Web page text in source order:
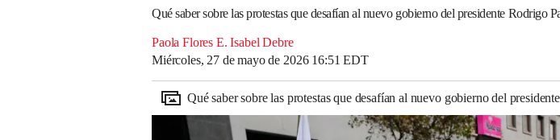
Qué saber sobre las protestas que desafían al nuevo gobierno del presidente Rodrigo
Paola Flores E. Isabel Debre
Miércoles, 27 de mayo de 2026 16:51 EDT
Qué saber sobre las protestas que desafían al nuevo gobierno del